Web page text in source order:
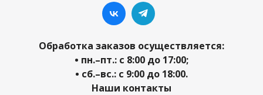
Обработка заказов осуществляется:
• пн.–пт.: с 8:00 до 17:00;
• сб.–вс.: с 9:00 до 18:00.
Наши контакты